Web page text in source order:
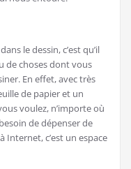
le dessin, c’est qu’il
de choses dont vous
En effet, avec très
de papier et un
voulez, n’importe où
de dépenser de
Internet, c’est un espace